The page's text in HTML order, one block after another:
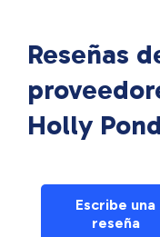
Reseñas
Holly Pond
Escribe una
reseña